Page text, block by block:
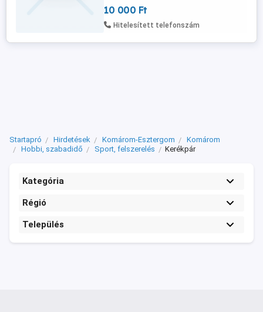
10 000 Ft
Hitelesített telefonszám
Startapró Hirdetések Komárom-Esztergom
Komárom
Hobbi, szabadidő
Sport, felszerelés Kerékpár
Kategória
Régió
Település